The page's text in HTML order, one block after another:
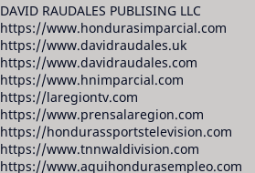
DAVID RAUDALES PUBLISING LLC
https://www.hondurasimparcial.com
https://www.davidraudales.uk
https://www.davidraudales.com
https://www.hnimparcial.com
https://laregiontv.com
https://www.prensalaregion.com
https://hondurassportstelevision.com
https://www.tnnwaldivision.com
https://www.aquihondurasempleo.com